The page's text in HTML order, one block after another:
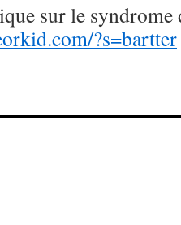
sur le syndrome
?s=bartter